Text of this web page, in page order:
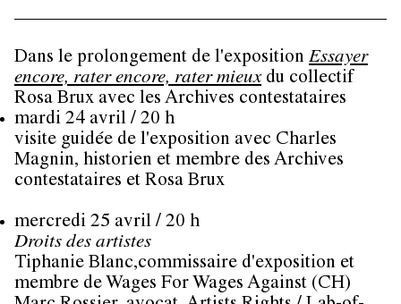
Dans le prolongement de l'exposition Essayer
encore, rater encore, rater mieuxdu collectif
Rosa Brux avec les Archives contestataires
mardi 24 avril / 20 h
visite guidée de l'exposition avec Charles
Magnin, historien et membre des Archives
contestataires et Rosa Brux
mercredi 25 avril / 20 h
Droits des artistes
Tiphanie Blanc,commissaire d'exposition et
membre de Wages For Wages Against (CH)